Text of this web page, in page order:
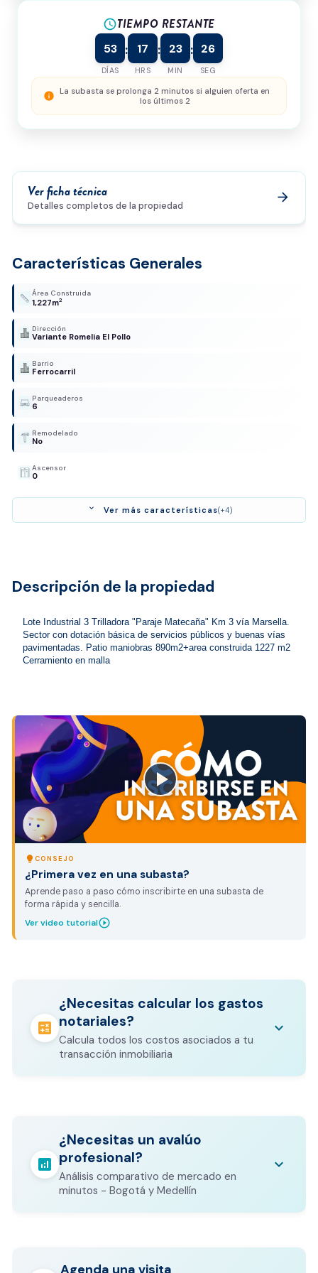
¿Cómo podemos ayudarte?
0/500
política de privacidady el
datos*
scheduleTIEMPO RESTANTE
53
DÍAS
: 17
HRS
: 23
MIN
: 26
SEG
info La subasta se prolonga 2 minutos si alguien oferta en
los últimos 2
Ver ficha técnica
Detalles completos de la propiedad
arrow_forward
Características Generales
Área Construida
1,227m2
Dirección
Variante Romelia El Pollo
Barrio
Ferrocarril
Parqueaderos
6
Remodelado
No
Ascensor
0
expand_more Ver más características(+4)
Descripción de la propiedad
Lote Industrial 3 Trilladora "Paraje Matecaña" Km 3 vía Marsella.
Sector con dotación básica de servicios públicos y buenas vías
pavimentadas. Patio maniobras 890m2+area construida 1227 m2
Cerramiento en malla
lightbulb CONSEJO
¿Primera vez en una subasta?
Aprende paso a paso cómo inscribirte en una subasta de
forma rápida y sencilla.
Ver video tutorialplay_circle_outline
calculate
¿Necesitas calcular los gastos
notariales?
Calcula todos los costos asociados a tu
transacción inmobiliaria
keyboard_arrow_down
Los gastos notariales incluyen
otros costos legales que varían según el
valor del inmueble.
CALCULADORA DE GASTOS NOTARIALES
analytics
¿Necesitas un avalúo
profesional?
Análisis comparativo de mercado en
minutos - Bogotá y Medellín
keyboard_arrow_down
Agenda una visita